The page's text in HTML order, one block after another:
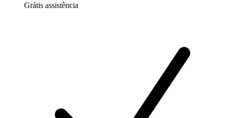
Grátis assistência